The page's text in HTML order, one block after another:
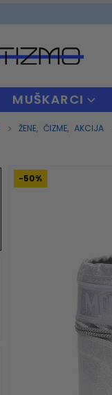
MUŠKARCI
ŽENE, ČIZME, AKCIJA
-50%